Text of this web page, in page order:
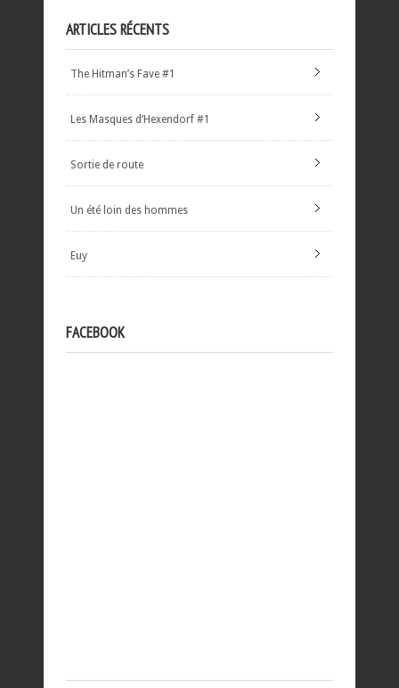
ARTICLES RÉCENTS
The Hitman’s Fave #1
Les Masques d’Hexendorf #1
Sortie de route
Un été loin des hommes
Euy
FACEBOOK